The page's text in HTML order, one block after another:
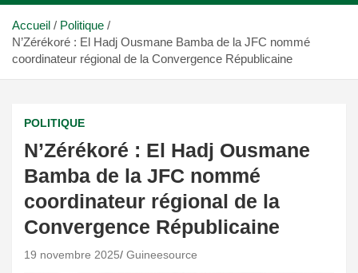
Accueil
Politique
N’Zérékoré : El Hadj Ousmane Bamba de la JFC nommé
coordinateur régional de la Convergence Républicaine
POLITIQUE
N’Zérékoré : El Hadj Ousmane
Bamba de la JFC nommé
coordinateur régional de la
Convergence Républicaine
19 novembre 2025 Guineesource